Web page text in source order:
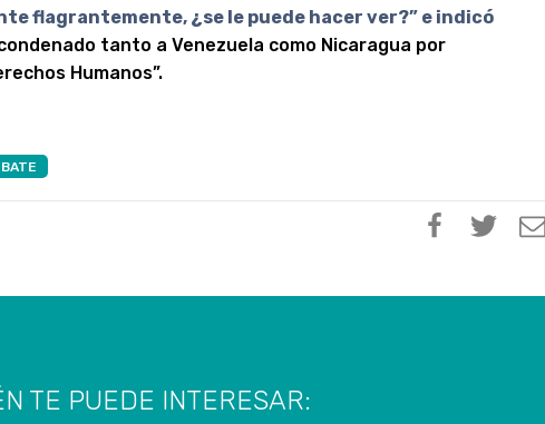
flagrantemente, ¿se le puede hacer ver?” e indicó
condenado tanto a Venezuela como Nicaragua por
Humanos”.
TE PUEDE INTERESAR: